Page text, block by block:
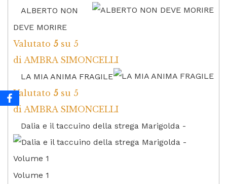
ALBERTO NON
DEVE MORIRE
Valutato 5 su 5
di AMBRA SIMONCELLI
LA MIA ANIMA FRAGILE
Valutato 5 su 5
di AMBRA SIMONCELLI
Dalia e il taccuino della strega Marigolda -
Volume 1